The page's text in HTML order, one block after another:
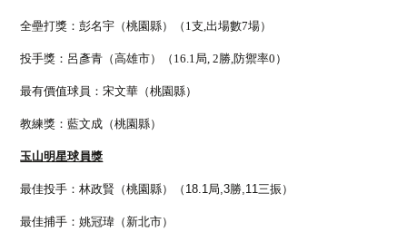
全壘打獎：彭名宇（桃園縣）（1支,出場數7場）
投手獎：呂彥青（高雄市）（16.1局, 2勝,防禦率0）
最有價值球員：宋文華（桃園縣）
教練獎：藍文成（桃園縣）
玉山明星球員獎
最佳投手：林政賢（桃園縣）（18.1局,3勝,11三振）
最佳捕手：姚冠瑋（新北市）